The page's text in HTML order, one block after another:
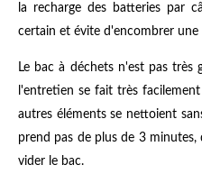
la recharge des batteries par
certain et évite d'encombrer une
Le bac à déchets n'est pas très
l'entretien se fait très
autres éléments se nettoient
prend pas de plus de 3
vider le bac.